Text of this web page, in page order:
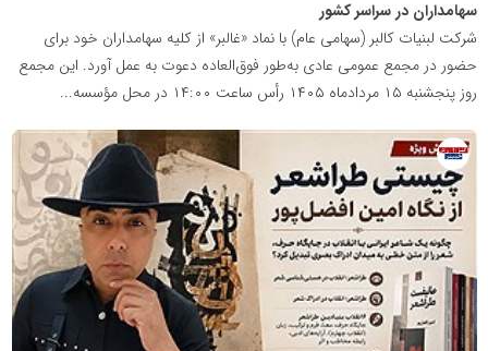
سهامداران در سراسر کشور
شرکت لبنیات کالبر (سهامی عام) با نماد «غالبر» از کلیه سهامداران خود برای
حضور در مجمع عمومی عادی به‌طور فوق‌العاده دعوت به عمل آورد. این مجمع
روز پنجشنبه ۱۵ مردادماه ۱۴۰۵ رأس ساعت ۱۴:۰۰ در محل مؤسسه...
روابط
عمومی
خبرگزاری
گزارش
خبر